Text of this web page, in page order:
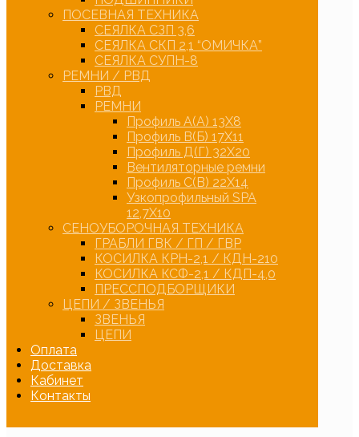
ПОСЕВНАЯ ТЕХНИКА
СЕЯЛКА СЗП 3,6
СЕЯЛКА СКП 2,1 “ОМИЧКА”
СЕЯЛКА СУПН-8
РЕМНИ / РВД
РВД
РЕМНИ
Профиль А(А) 13Х8
Профиль В(Б) 17Х11
Профиль Д(Г) 32Х20
Вентиляторные ремни
Профиль С(В) 22Х14
Узкопрофильный SPA
12,7Х10
СЕНОУБОРОЧНАЯ ТЕХНИКА
ГРАБЛИ ГВК / ГП / ГВР
КОСИЛКА КРН-2,1 / КДН-210
КОСИЛКА КСФ-2,1 / КДП-4,0
ПРЕССПОДБОРЩИКИ
ЦЕПИ / ЗВЕНЬЯ
ЗВЕНЬЯ
ЦЕПИ
Оплата
Доставка
Кабинет
Контакты